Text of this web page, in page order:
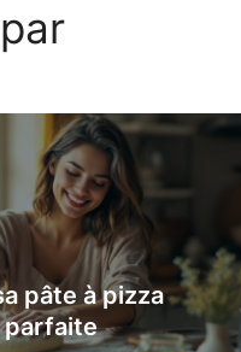
pâte à pizza
parfaite